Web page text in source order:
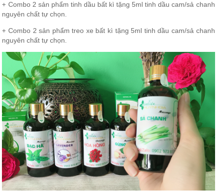
+ Combo 2 sản phẩm tinh dầu bất kì tặng 5ml tinh dầu cam/sả chanh
nguyên chất tự chọn.
+ Combo 2 sản phẩm treo xe bất kì tặng 5ml tinh dầu cam/sả chanh
nguyên chất tự chọn.